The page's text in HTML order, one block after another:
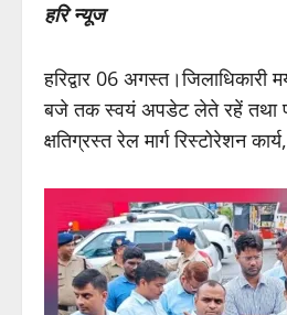
हरि न्यूज
हरिद्वार 06
बजे तक स्वयं अपडेट लेते रहें तथा
क्षतिग्रस्त रेल मार्ग रिस्टोरेशन